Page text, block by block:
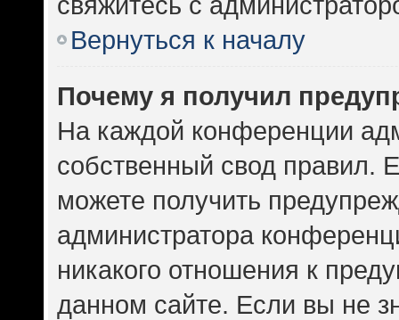
Вернуться к началу
Почему я получил
На каждой конференции
собственный свод правил.
можете получить
администратора
никакого отношения к
данном сайте. Если вы не